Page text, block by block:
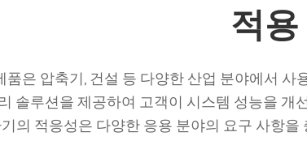
적
은 압축기, 건설 등 다양한 산업 분야에서
솔루션을 제공하여 고객이 시스템 성능을
의 적응성은 다양한 응용 분야의 요구 사항